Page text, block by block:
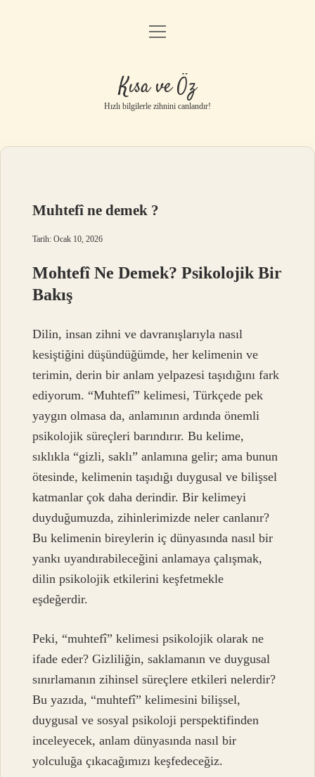
Anasayfa
Gizlilik Politikası
Yasal Uyarı
menüyü
Kısa ve Öz
Hızlı bilgilerle zihnini canlandır!
Muhtefî ne demek ?
Tarih: Ocak 10, 2026
Mohtefî Ne Demek? Psikolojik Bir
Bakış
Dilin, insan zihni ve davranışlarıyla nasıl
kesiştiğini düşündüğümde, her kelimenin ve
terimin, derin bir anlam yelpazesi taşıdığını fark
ediyorum. “Muhtefî” kelimesi, Türkçede pek
yaygın olmasa da, anlamının ardında önemli
psikolojik süreçleri barındırır. Bu kelime,
sıklıkla “gizli, saklı” anlamına gelir; ama bunun
ötesinde, kelimenin taşıdığı duygusal ve bilişsel
katmanlar çok daha derindir. Bir kelimeyi
duyduğumuzda, zihinlerimizde neler canlanır?
Bu kelimenin bireylerin iç dünyasında nasıl bir
yankı uyandırabileceğini anlamaya çalışmak,
dilin psikolojik etkilerini keşfetmekle
eşdeğerdir.
Peki, “muhtefî” kelimesi psikolojik olarak ne
ifade eder? Gizliliğin, saklamanın ve duygusal
sınırlamanın zihinsel süreçlere etkileri nelerdir?
Bu yazıda, “muhtefî” kelimesini bilişsel,
duygusal ve sosyal psikoloji perspektifinden
inceleyecek, anlam dünyasında nasıl bir
yolculuğa çıkacağımızı keşfedeceğiz.